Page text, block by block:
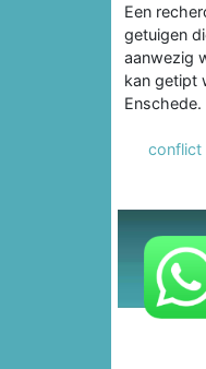
Een
getuigen
aanwezig
kan getipt
Enschede.
conflict